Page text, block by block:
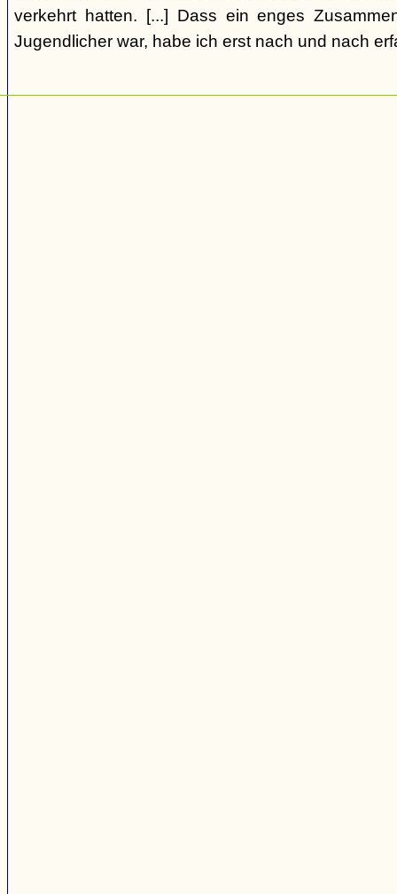
verkehrt hatten. [...] Dass ein enges
Jugendlicher war, habe ich erst nach und nach